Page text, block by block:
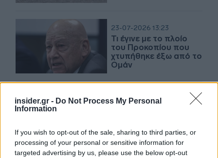
insider.gr - Do Not Process My Personal
Information
If you wish to opt-out of the sale, sharing to third parties, or
processing of your personal or sensitive information for
targeted advertising by us, please use the below opt-out
23-07-2026 13:23
Τι έγινε με το πλοίο
του Προκοπίου που
χτυπήθηκε έξω από το
Ομάν
22-07-2026 15:16
προειδοποιήσεις των
Χούθι